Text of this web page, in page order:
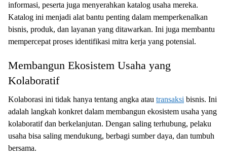
informasi, peserta juga menyerahkan katalog usaha mereka.
Katalog ini menjadi alat bantu penting dalam memperkenalkan
bisnis, produk, dan layanan yang ditawarkan. Ini juga membantu
mempercepat proses identifikasi mitra kerja yang potensial.
Membangun Ekosistem Usaha yang
Kolaboratif
Kolaborasi ini tidak hanya tentang angka atau transaksi bisnis. Ini
adalah langkah konkret dalam membangun ekosistem usaha yang
kolaboratif dan berkelanjutan. Dengan saling terhubung, pelaku
usaha bisa saling mendukung, berbagi sumber daya, dan tumbuh
bersama.